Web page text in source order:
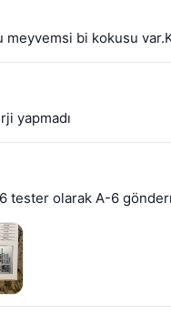
meyvemsi bi kokusu
yapmadı
tester olarak A-6